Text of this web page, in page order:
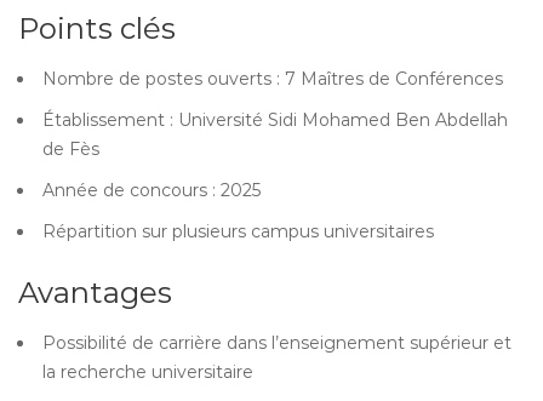
Points clés
Nombre de postes ouverts : 7 Maîtres de Conférences
Établissement : Université Sidi Mohamed Ben Abdellah
de Fès
Année de concours : 2025
Répartition sur plusieurs campus universitaires
Avantages
Possibilité de carrière dans l’enseignement supérieur et
la recherche universitaire